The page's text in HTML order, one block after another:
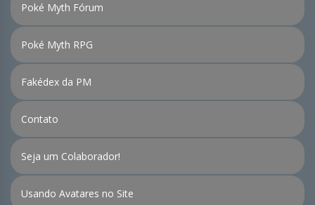
Poké Myth Fórum
Poké Myth RPG
Fakédex da PM
Contato
Seja um Colaborador!
Usando Avatares no Site